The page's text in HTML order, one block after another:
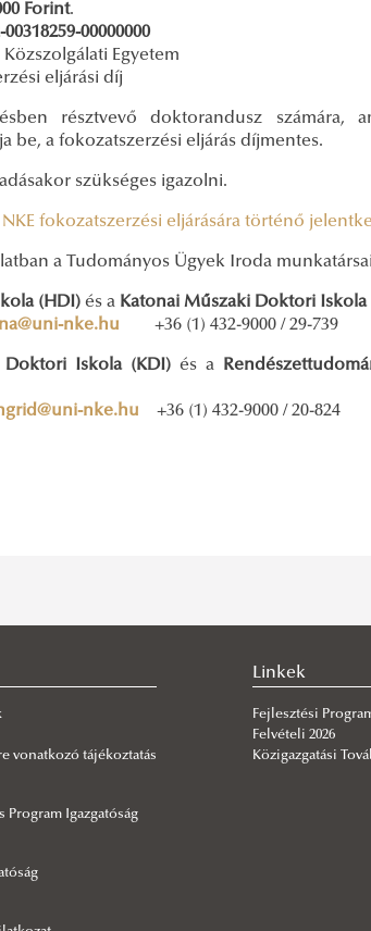
Forint.
00000000
Egyetem
eljárási díj
résztvevő doktorandusz számára,
be, a fokozatszerzési eljárás díjmentes.
szükséges igazolni.
fokozatszerzési eljárására történő
a Tudományos Ügyek Iroda
(HDI) és a Katonai Műszaki Doktori Iskola
nke.hu +36 (1) 432-9000 / 29-739
Doktori Iskola (KDI) és a
nke.hu +36 (1) 432-9000 / 20-824
vonatkozó tájékoztatás
Program Igazgatóság
Linkek
Fejlesztési
Felvételi 2026
Közigazgatási